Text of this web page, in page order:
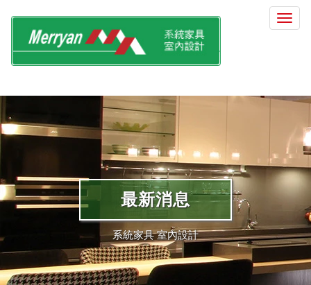
選
最新消息
系統家具 室內設計